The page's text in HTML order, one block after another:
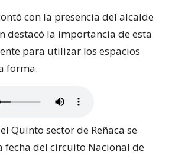
con la presencia del alcalde
destacó la importancia de esta
para utilizar los espacios
forma.
Quinto sector de Reñaca se
fecha del circuito Nacional de